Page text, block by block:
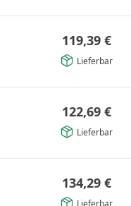
119,39 €
Lieferbar
122,69 €
Lieferbar
134,29 €
Lieferbar